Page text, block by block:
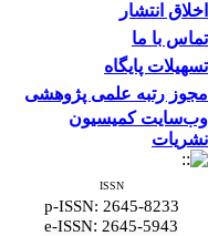
اخلاق انتشار
تماس با ما
تسهیلات پایگاه
مجوز رتبه علمی پژوهشی
وب‌سایت کمیسیون
نشریات
ISSN
p-ISSN: 2645-8233
e-ISSN: 2645-5943